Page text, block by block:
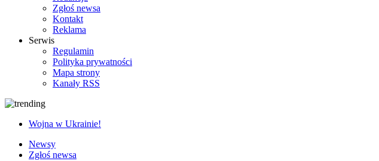
Zgłoś newsa
Kontakt
Reklama
Serwis
Regulamin
Polityka prywatności
Mapa strony
Kanały RSS
Wojna w Ukrainie!
Newsy
Zgłoś newsa